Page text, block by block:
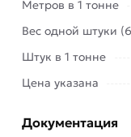
ведущих
предприятий.
Для
мышкой
позвонив по
Метров в 1 тонне
Вес одной штуки
Штук в 1 тонне
Цена указана
Документация